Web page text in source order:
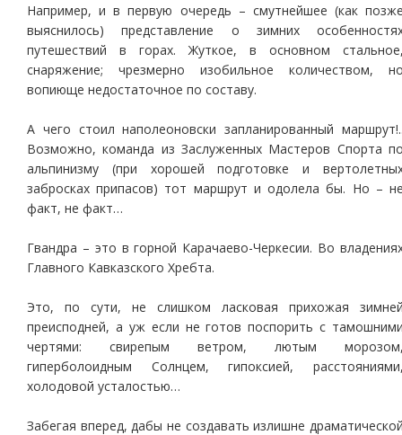
Например, и в первую очередь – смутнейшее (как
выяснилось) представление о зимних
путешествий в горах. Жуткое, в основном
снаряжение; чрезмерно изобильное количеством,
вопиюще недостаточное по составу.
А чего стоил наполеоновски запланированный
Возможно, команда из Заслуженных Мастеров Спорта
альпинизму (при хорошей подготовке и
забросках припасов) тот маршрут и одолела бы. Но –
факт, не факт…
Гвандра – это в горной Карачаево-Черкесии. Во
Главного Кавказского Хребта.
Это, по сути, не слишком ласковая прихожая
преисподней, а уж если не готов поспорить с
чертями: свирепым ветром, лютым
гиперболоидным Солнцем, гипоксией,
холодовой усталостью…
Забегая вперед, дабы не создавать излишне